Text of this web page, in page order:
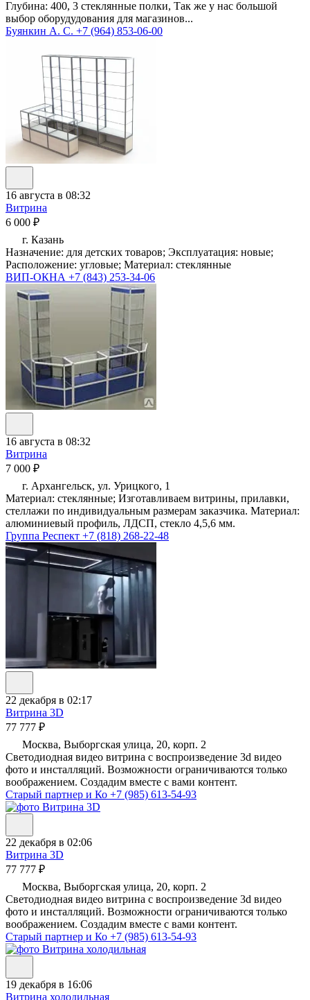
Глубина: 400, 3 стеклянные полки, Так же у нас большой
выбор оборудудования для магазинов...
Буянкин А. С. +7 (964) 853-06-00
16 августа в 08:32
Витрина
6 000 ₽
г. Казань
Назначение: для детских товаров; Эксплуатация: новые;
Расположение: угловые; Материал: стеклянные
ВИП-ОКНА +7 (843) 253-34-06
16 августа в 08:32
Витрина
7 000 ₽
г. Архангельск, ул. Урицкого, 1
Материал: стеклянные; Изготавливаем витрины, прилавки,
стеллажи по индивидуальным размерам заказчика. Материал:
алюминиевый профиль, ЛДСП, стекло 4,5,6 мм.
Группа Респект +7 (818) 268-22-48
22 декабря в 02:17
Витрина 3D
77 777 ₽
Москва, Выборгская улица, 20, корп. 2
Светодиодная видео витрина с воспроизведение 3d видео
фото и инсталляций. Возможности ограничиваются только
воображением. Создадим вместе с вами контент.
Старый партнер и Ко +7 (985) 613-54-93
22 декабря в 02:06
Витрина 3D
77 777 ₽
Москва, Выборгская улица, 20, корп. 2
Светодиодная видео витрина с воспроизведение 3d видео
фото и инсталляций. Возможности ограничиваются только
воображением. Создадим вместе с вами контент.
Старый партнер и Ко +7 (985) 613-54-93
19 декабря в 16:06
Витрина холодильная